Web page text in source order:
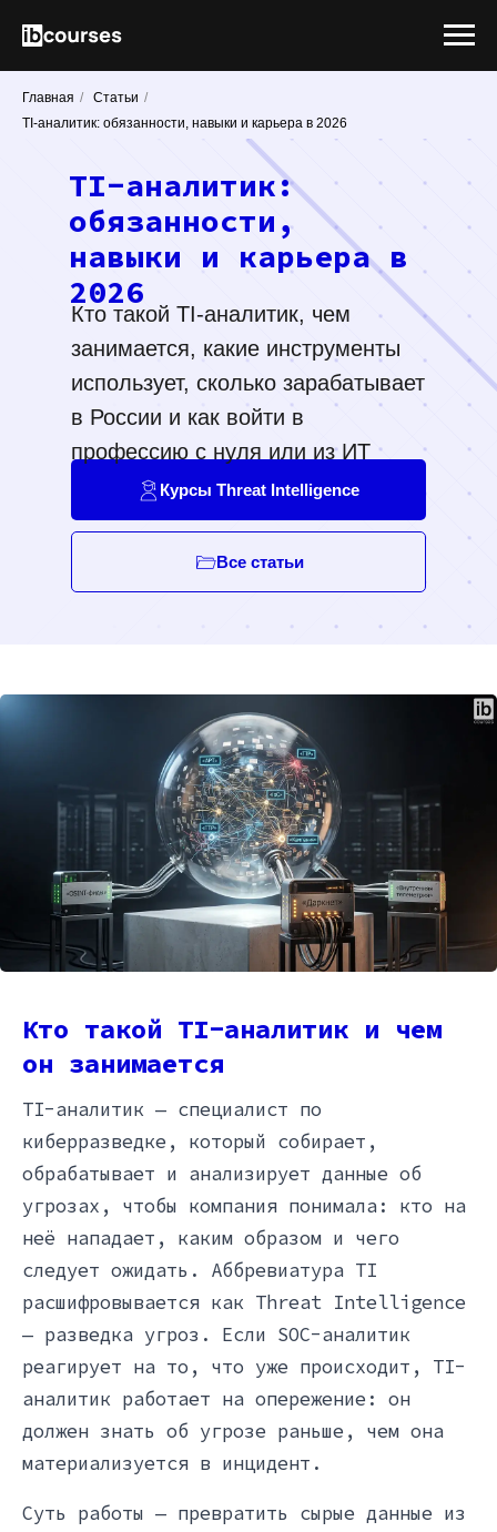
Главная / Статьи /
TI-аналитик: обязанности, навыки и карьера в 2026
TI-аналитик:
обязанности,
навыки и карьера в
2026
Все статьи
Курсы Threat Intelligence
Кто такой TI-аналитик, чем
занимается, какие инструменты
использует, сколько зарабатывает
в России и как войти в
профессию с нуля или из ИТ
Кто такой TI-аналитик и чем
он занимается
TI-аналитик — специалист по
киберразведке, который собирает,
обрабатывает и анализирует данные об
угрозах, чтобы компания понимала: кто на
неё нападает, каким образом и чего
следует ожидать. Аббревиатура TI
расшифровывается как Threat Intelligence
— разведка угроз. Если SOC-аналитик
реагирует на то, что уже происходит, TI-
аналитик работает на опережение: он
должен знать об угрозе раньше, чем она
материализуется в инцидент.
Суть работы — превратить сырые данные из